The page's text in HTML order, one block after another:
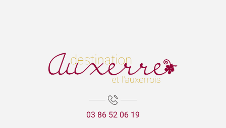
03 86 52 06 19